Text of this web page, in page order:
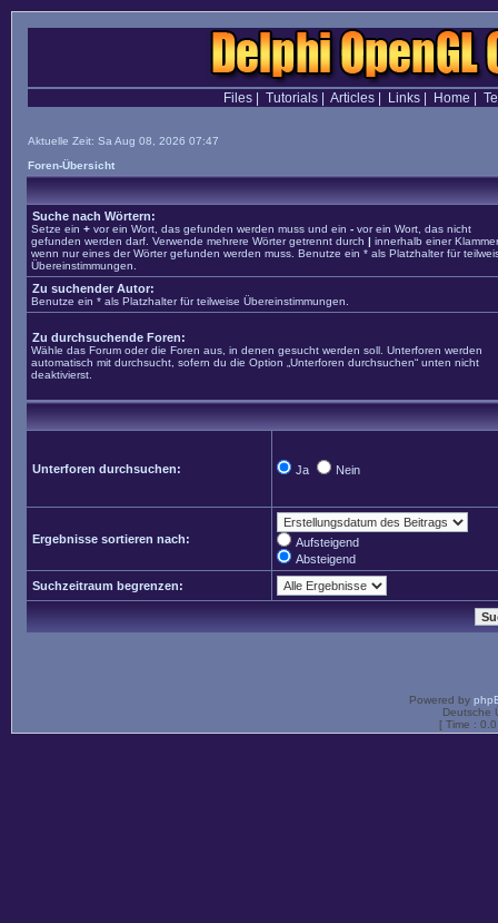
Files| Tutorials| Articles| Links| Home
Aktuelle Zeit: Sa Aug 08, 2026 07:47
Foren-Übersicht
Suche nach Wörtern:
Setze ein + vor ein Wort, das gefunden werden muss und ein - vor ein Wort, das nicht
gefunden werden darf. Verwende mehrere Wörter getrennt durch | innerhalb einer
wenn nur eines der Wörter gefunden werden muss. Benutze ein * als Platzhalter für
Übereinstimmungen.
Zu suchender Autor:
Benutze ein * als Platzhalter für teilweise Übereinstimmungen.
Zu durchsuchende Foren:
Wähle das Forum oder die Foren aus, in denen gesucht werden soll. Unterforen werden
automatisch mit durchsucht, sofern du die Option „Unterforen durchsuchen“ unten nicht
deaktivierst.
Unterforen durchsuchen: Ja Nein
Ergebnisse sortieren nach:
Aufsteigend
Absteigend
Suchzeitraum begrenzen:
Powered by
Deutsche
[ Time :